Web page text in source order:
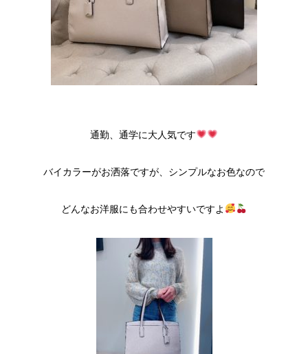
通勤、通学に大人気です
バイカラーがお洒落ですが、シンプルなお色なので
どんなお洋服にも合わせやすいですよ